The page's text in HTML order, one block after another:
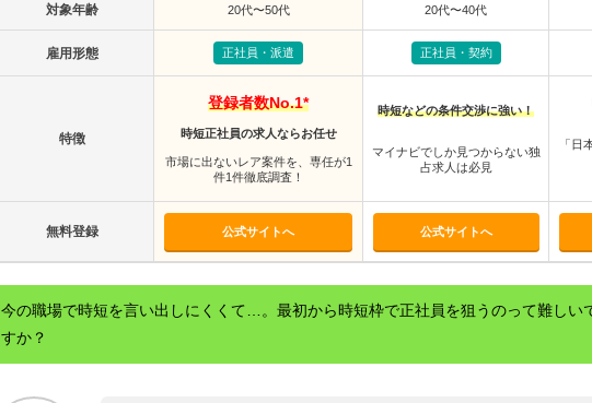
対象年齢 20代〜50代 20代〜40代
雇用形態 正社員・派遣 正社員・契約
特徴
登録者数No.1*
時短正社員の求人ならお任せ
市場に出ないレア案件を、専任が1
件1件徹底調査！
時短などの条件交渉に強い！
マイナビでしか見つからない独
占求人は必見
「日
無料登録 公式サイトへ 公式サイトへ
今の職場で時短を言い出しにくくて…。最初から時短枠で正社員を狙うのって難しい
すか？